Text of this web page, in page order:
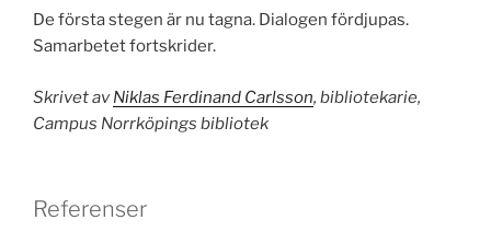
De första stegen är nu tagna. Dialogen fördjupas.
Samarbetet fortskrider.
Skrivet avNiklas Ferdinand Carlsson, bibliotekarie,
Campus Norrköpings bibliotek
Referenser